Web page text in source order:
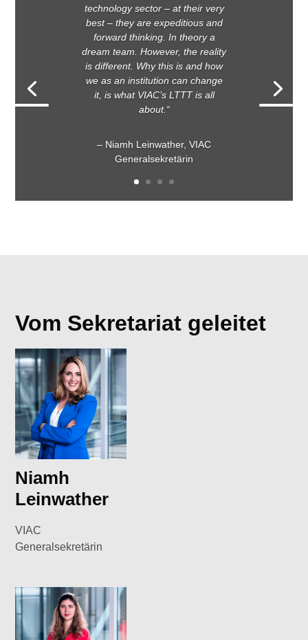
technology sector – at their very
best – they are expeditious and
forward thinking. In theory a
dream team. However, the reality
is different. Why this is and how
we as an institution can change
it, is what VIAC’s LTTT is all
about.“
– Niamh Leinwather, VIAC
Generalsekretärin
Vom Sekretariat geleitet
Niamh
Leinwather
VIAC
Generalsekretärin